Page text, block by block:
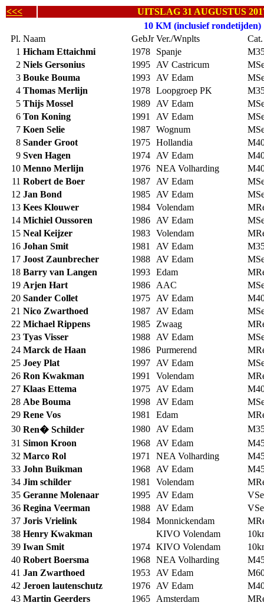
<<<
UITSLAG 31 AUGUSTUS
10 KM (inclusief rondetijden)
Pl. Naam GebJr Ver./Wnplts
Cat.
1 Hicham Ettaichmi 1978 Spanje
2 Niels Gersonius 1995 AV Castricum
3 Bouke Bouma 1993 AV Edam
4 Thomas Merlijn 1978 Loopgroep PK
5 Thijs Mossel 1989 AV Edam
6 Ton Koning 1991 AV Edam
7 Koen Selie 1987 Wognum
8 Sander Groot 1975 Hollandia
9 Sven Hagen 1974 AV Edam
10 Menno Merlijn 1976 NEA Volharding
11 Robert de Boer 1987 AV Edam
12 Jan Bond 1985 AV Edam
13 Kees Klouwer 1984 Volendam
14 Michiel Oussoren 1986 AV Edam
15 Neal Keijzer 1983 Volendam
16 Johan Smit 1981 AV Edam
17 Joost Zaunbrecher 1988 AV Edam
18 Barry van Langen 1993 Edam
19 Arjen Hart 1986 AAC
20 Sander Collet 1975 AV Edam
21 Nico Zwarthoed 1987 AV Edam
22 Michael Rippens 1985 Zwaag
23 Tyas Visser 1988 AV Edam
24 Marck de Haan 1986 Purmerend
25 Joey Plat 1997 AV Edam
26 Ron Kwakman 1991 Volendam
27 Klaas Ettema 1975 AV Edam
28 Abe Bouma 1998 AV Edam
29 Rene Vos 1981 Edam
30 Ren� Schilder 1980 AV Edam
31 Simon Kroon 1968 AV Edam
32 Marco Rol 1971 NEA Volharding
33 John Buikman 1968 AV Edam
34 Jim schilder 1981 Volendam
35 Geranne Molenaar 1995 AV Edam
36 Regina Veerman 1988 AV Edam
37 Joris Vrielink 1984 Monnickendam
38 Henry Kwakman KIVO Volendam
39 Iwan Smit 1974 KIVO Volendam
40 Robert Boersma 1968 NEA Volharding
41 Jan Zwarthoed 1953 AV Edam
42 Jeroen lautenschutz 1976 AV Edam
43 Martin Geerders 1965 Amsterdam